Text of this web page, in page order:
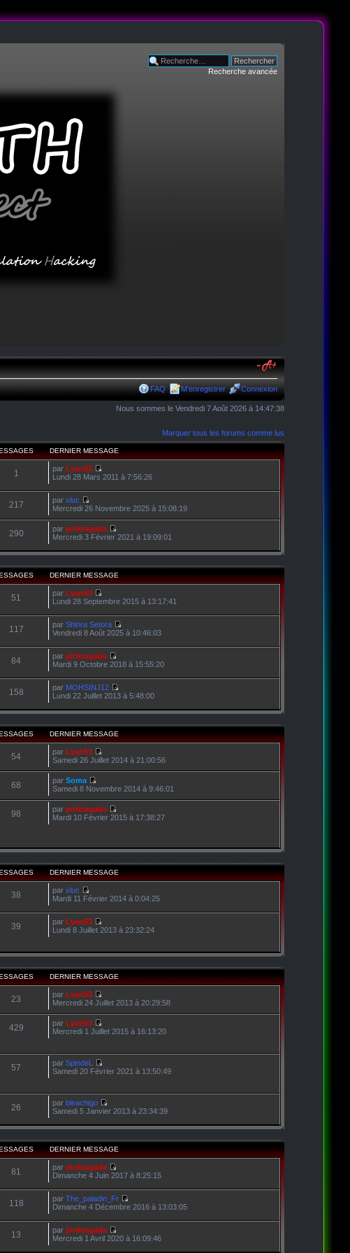
Recherche avancée
FAQ M’enregistrer Connexion
Nous sommes le Vendredi 7 Août 2026 à 14:47:38
Marquer tous les forums comme lus
DERNIER MESSAGE
1 par Lyan53
Lundi 28 Mars 2011 à 7:56:26
217 par xluc
Mercredi 26 Novembre 2025 à 15:08:19
290 par pinktagada
Mercredi 3 Février 2021 à 19:09:01
DERNIER MESSAGE
51 par Lyan53
Lundi 28 Septembre 2015 à 13:17:41
117 par Shinra Setora
Vendredi 8 Août 2025 à 10:46:03
84 par pinktagada
Mardi 9 Octobre 2018 à 15:55:20
158 par MOHSINJ12
Lundi 22 Juillet 2013 à 5:48:00
DERNIER MESSAGE
54 par Lyan53
Samedi 26 Juillet 2014 à 21:00:56
68 par Soma
Samedi 8 Novembre 2014 à 9:46:01
98 par pinktagada
Mardi 10 Février 2015 à 17:38:27
DERNIER MESSAGE
38 par xluc
Mardi 11 Février 2014 à 0:04:25
39 par Lyan53
Lundi 8 Juillet 2013 à 23:32:24
DERNIER MESSAGE
23 par Lyan53
Mercredi 24 Juillet 2013 à 20:29:58
429 par Lyan53
Mercredi 1 Juillet 2015 à 16:13:20
57 par SpindeL
Samedi 20 Février 2021 à 13:50:49
26 par bleachigo
Samedi 5 Janvier 2013 à 23:34:39
DERNIER MESSAGE
81 par pinktagada
Dimanche 4 Juin 2017 à 8:25:15
118 par The_paladin_Fr
Dimanche 4 Décembre 2016 à 13:03:05
13 par pinktagada
Mercredi 1 Avril 2020 à 16:09:46